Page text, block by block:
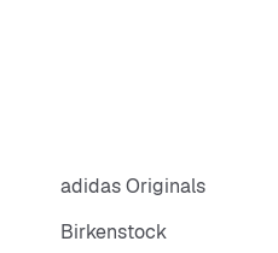
adidas Originals
Birkenstock